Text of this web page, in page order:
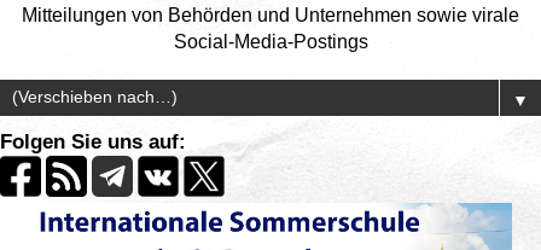
Mitteilungen von Behörden und Unternehmen sowie virale
Social-Media-Postings
▼
Folgen Sie uns auf: